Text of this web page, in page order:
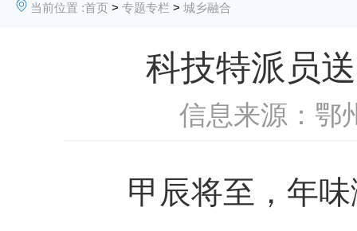
当前位置 :首页 > 专题专栏 > 城乡融合
科技特派员
信息来源：鄂
甲辰将至，年